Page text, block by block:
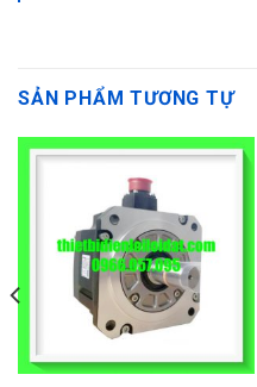
SẢN PHẨM TƯƠNG TỰ